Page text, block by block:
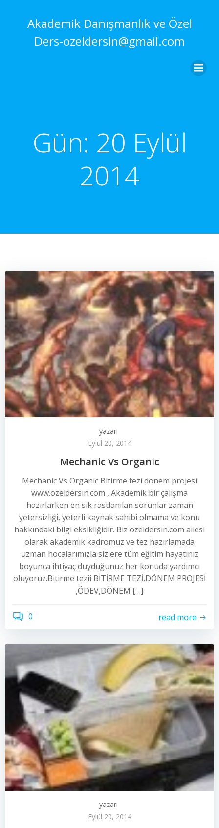
Akademik Danışmanlık ve Özel
Ders-ozeldersin@gmail.com
Gün: 20 Eylül
2014
yazarı
Eylül 20, 2014
Mechanic Vs Organic
Mechanic Vs Organic Bitirme tezi dönem projesi
www.ozeldersin.com , Akademik bir çalışma
hazırlarken en sık rastlanılan sorunlar zaman
yetersizliği, yeterli kaynak sahibi olmama ve konu
hakkındaki bilgi eksikliğidir. Biz ozeldersin.com ailesi
olarak akademik kadromuz ve tez hazırlamada
uzman hocalarımızla sizlere tüm eğitim hayatınız
boyunca ihtiyaç duyduğunuz her konuda yardımcı
oluyoruz.Bitirme tezii BİTİRME TEZİ,DÖNEM PROJESİ
,ÖDEV,DÖNEM […]
0 read more
yazarı
Eylül 20, 2014